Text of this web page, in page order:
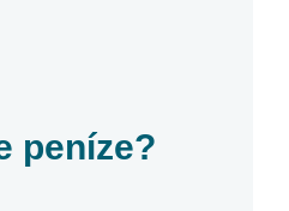
peníze?